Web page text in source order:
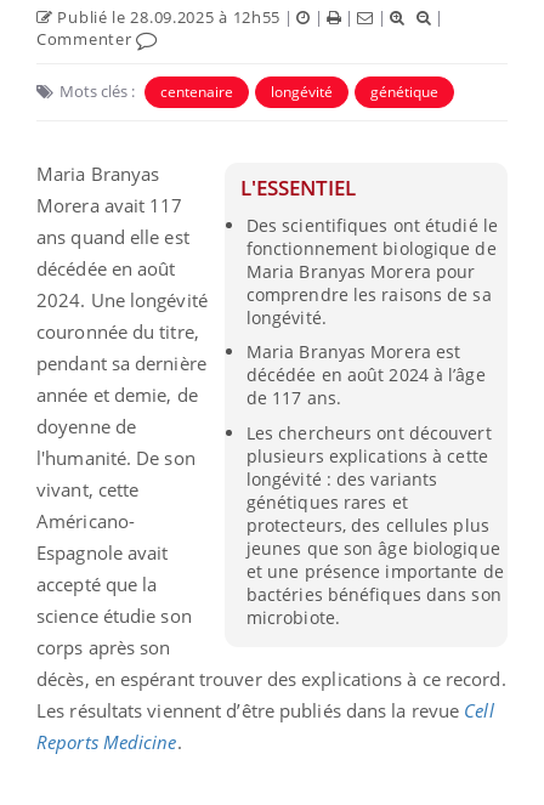
Publié le 28.09.2025 à 12h55 | | | |
|
Commenter
Mots clés : centenaire longévité génétique
L'ESSENTIEL
Des scientifiques ont étudié le
fonctionnement biologique de
Maria Branyas Morera pour
comprendre les raisons de sa
longévité.
Maria Branyas Morera est
décédée en août 2024 à l’âge
de 117 ans.
Les chercheurs ont découvert
plusieurs explications à cette
longévité : des variants
génétiques rares et
protecteurs, des cellules plus
jeunes que son âge biologique
et une présence importante de
bactéries bénéfiques dans son
microbiote.
Maria Branyas
Morera avait 117
ans quand elle est
décédée en août
2024. Une longévité
couronnée du titre,
pendant sa dernière
année et demie, de
doyenne de
l'humanité. De son
vivant, cette
Américano-
Espagnole avait
accepté que la
science étudie son
corps après son
décès, en espérant trouver des explications à ce record.
Les résultats viennent d’être publiés dans la revue Cell
Reports Medicine.